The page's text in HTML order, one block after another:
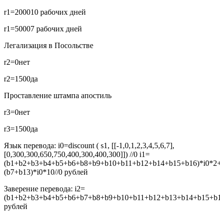
r1=200010 рабочих дней
r1=50007 рабочих дней
Легализация в Посольстве
r2=0нет
r2=1500да
Проставление штампа апостиль
r3=0нет
r3=1500да
Язык перевода: i0=discount ( s1, [[-1,0,1,2,3,4,5,6,7],
[0,300,300,650,750,400,300,400,300]]) //0 i1=
(b7+b13)*i0*10//0 рублей
Заверение перевода: i2=
рублей